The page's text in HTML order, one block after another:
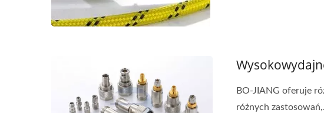
BO-JIANG oferuje
różnych